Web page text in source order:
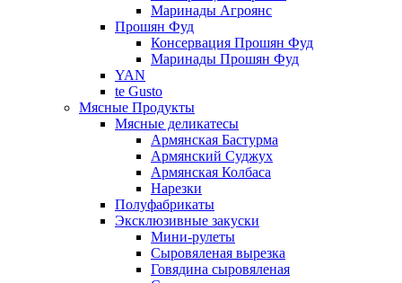
Маринады Агроянс
Прошян Фуд
Консервация Прошян Фуд
Маринады Прошян Фуд
YAN
te Gusto
Мясные Продукты
Мясные деликатесы
Армянская Бастурма
Армянский Суджух
Армянская Колбаса
Нарезки
Полуфабрикаты
Эксклюзивные закуски
Мини-рулеты
Сыровяленая вырезка
Говядина сыровяленая